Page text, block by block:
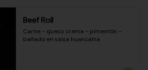
Beef Roll
Carne - queso crema - pimentón -
bañado en salsa huancaína